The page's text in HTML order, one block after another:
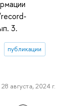
3.
публикации
28 августа, 2024 г.